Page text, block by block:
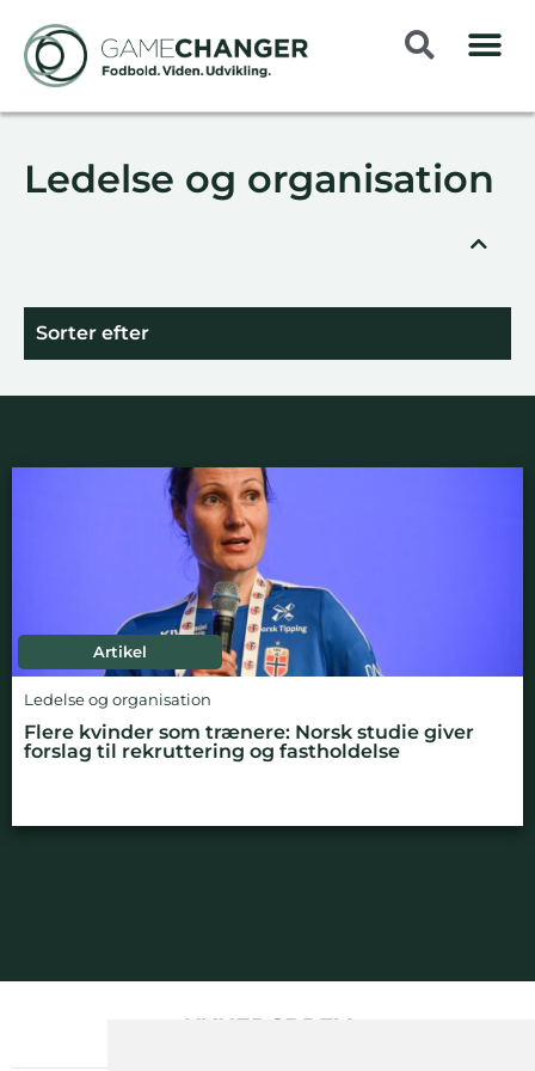
Ledelse og organisation
Sorter efter
Artikel
Ledelse og organisation
Flere kvinder som trænere: Norsk studie giver
forslag til rekruttering og fastholdelse
NYHEDSBREV